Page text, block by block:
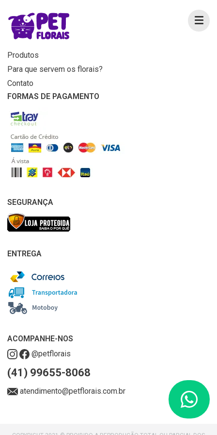
MENU
Home
Produtos
Para que servem os florais?
Contato
FORMAS DE PAGAMENTO
SEGURANÇA
ENTREGA
ACOMPANHE-NOS
@petflorais
(41) 99655-8068
atendimento@petflorais.com.br